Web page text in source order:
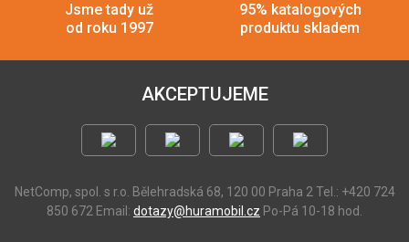
Jsme tady už
od roku 1997
95% katalogových
produktu skladem
AKCEPTUJEME
NetComp, spol. s r.o. Bělehradská 68, 120 00 Praha 2 Tel.: +420 724
850 672 Email: dotazy@huramobil.cz Po-Pá 10-18 hod.